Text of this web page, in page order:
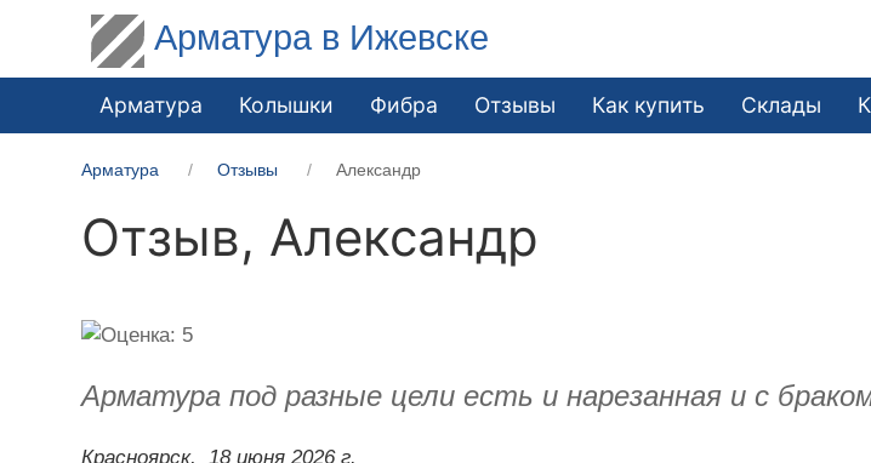
Арматура в Ижевске
Арматура Колышки Фибра Отзывы Как купить Склады
Арматура Отзывы Александр
Отзыв, Александр
Арматура под разные цели есть и нарезанная и с
Красноярск,
18 июня 2026 г.